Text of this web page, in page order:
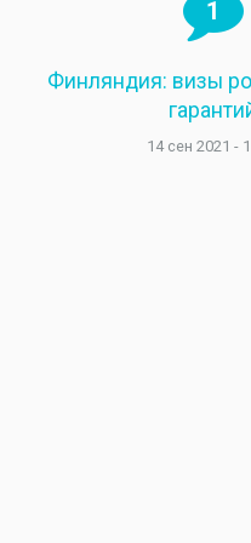
1
Финляндия: визы
14 сен 2021 -